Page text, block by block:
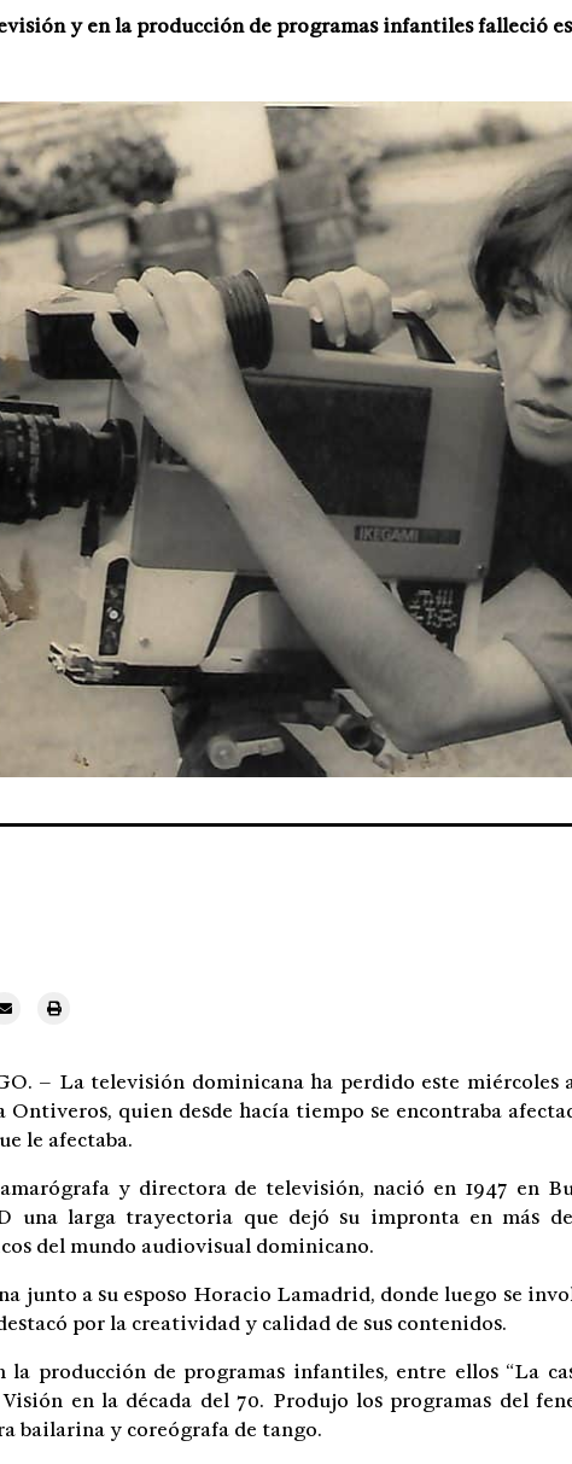
y en la producción de programas infantiles falleció
– La televisión dominicana ha perdido este miércoles
quien desde hacía tiempo se encontraba
le afectaba.
y directora de televisión, nació en 1947 en
una larga trayectoria que dejó su impronta en más
del mundo audiovisual dominicano.
junto a su esposo Horacio Lamadrid, donde luego se
por la creatividad y calidad de sus contenidos.
producción de programas infantiles, entre ellos “La
en la década del 70. Produjo los programas del
bailarina y coreógrafa de tango.